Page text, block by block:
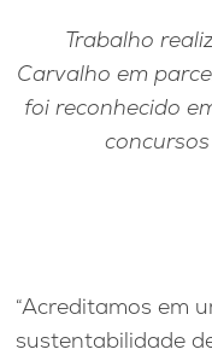
Trabalho
Carvalho em
foi reconhecido
“Acreditamos em
sustentabilidade